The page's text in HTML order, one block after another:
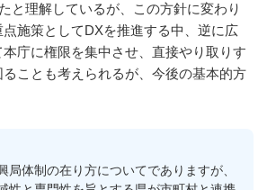
と理解しているが、この方針に変わり
施策としてDXを推進する中、逆に広
庁に権限を集中させ、直接やり取りす
ことも考えられるが、今後の基本的方
体制の在り方についてでありますが、